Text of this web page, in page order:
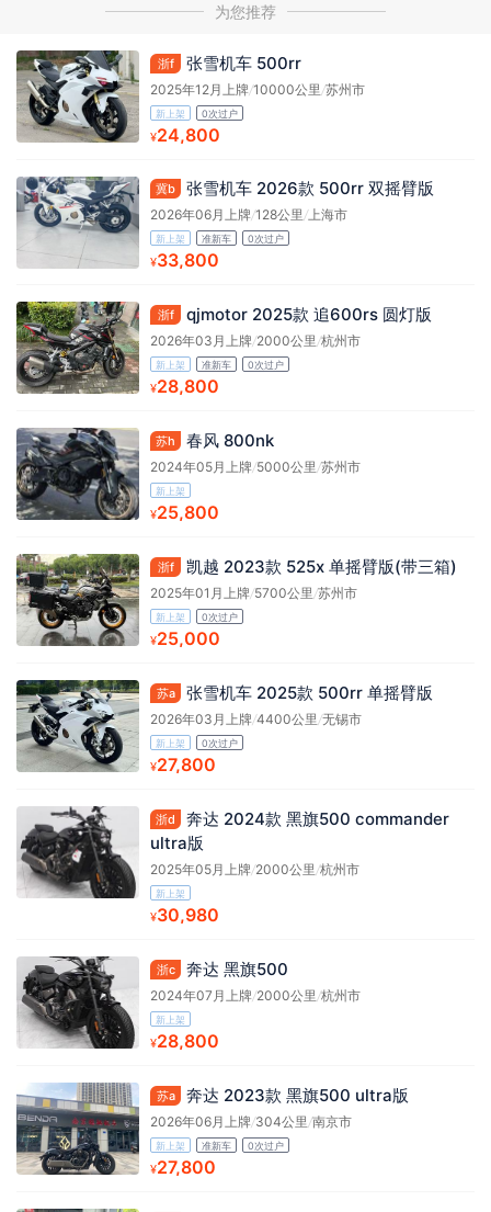
为您推荐
浙f 张雪机车 500rr
2025年12月上牌/10000公里 /苏州市
新上架 0次过户
¥24,800
冀b 张雪机车 2026款 500rr 双摇臂版
2026年06月上牌/128公里/上海市
新上架 准新车 0次过户
¥33,800
浙f qjmotor 2025款 追600rs 圆灯版
2026年03月上牌/2000公里/杭州市
新上架 准新车 0次过户
¥28,800
苏h 春风 800nk
2024年05月上牌/5000公里/苏州市
新上架
¥25,800
浙f 凯越 2023款 525x 单摇臂版(带三箱)
2025年01月上牌/5700公里/苏州市
新上架 0次过户
¥25,000
苏a 张雪机车 2025款 500rr 单摇臂版
2026年03月上牌/4400公里/无锡市
新上架 0次过户
¥27,800
浙d
奔达 2024款 黑旗500 commander
ultra版
2025年05月上牌/2000公里/杭州市
新上架
¥30,980
浙c 奔达 黑旗500
2024年07月上牌/2000公里/杭州市
新上架
¥28,800
苏a 奔达 2023款 黑旗500 ultra版
2026年06月上牌/304公里 /南京市
新上架 准新车 0次过户
¥27,800